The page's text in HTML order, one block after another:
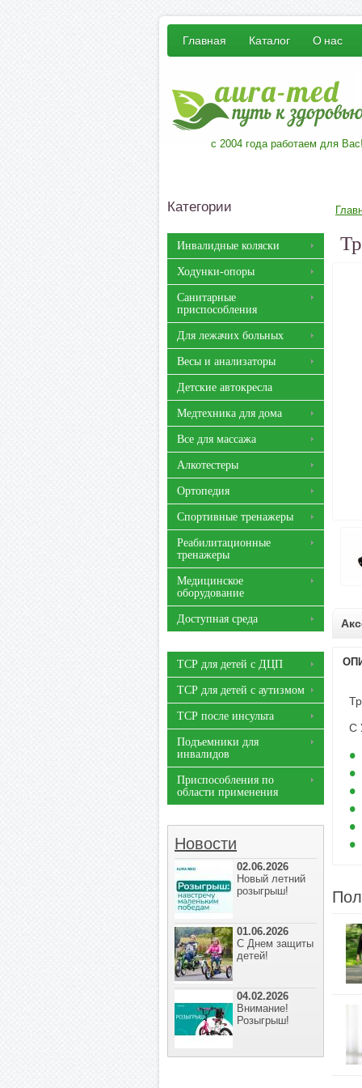
Главная Каталог О нас
с 2004 года работаем для Вас!
Категории
Инвалидные коляски
Ходунки-опоры
Санитарные
приспособления
Для лежачих больных
Весы и анализаторы
Детские автокресла
Медтехника для дома
Все для массажа
Алкотестеры
Ортопедия
Спортивные тренажеры
Реабилитационные
тренажеры
Медицинское
оборудование
Доступная среда
ТСР для детей с ДЦП
ТСР для детей с аутизмом
ТСР после инсульта
Подъемники для
инвалидов
Приспособления по
области применения
Новости
02.06.2026
Новый летний
розыгрыш!
01.06.2026
С Днем защиты
детей!
04.02.2026
Внимание!
Розыгрыш!
С